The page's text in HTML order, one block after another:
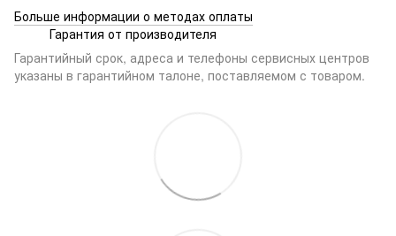
Больше информации о методах оплаты
Гарантия от производителя
Гарантийный срок, адреса и телефоны сервисных центров
указаны в гарантийном талоне, поставляемом с товаром.